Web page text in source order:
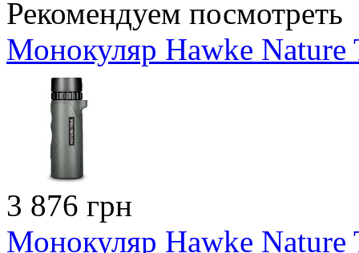
Рекомендуем посмотреть
Монокуляр Hawke Nature
3 876 грн
Монокуляр Hawke Nature